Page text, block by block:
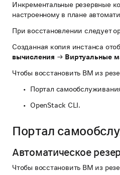
Инкрементальные резервные
настроенному в плане
При восстановлении следует
Созданная копия инстанса
вычисления → Виртуальные
Чтобы восстановить ВМ из
Портал
OpenStack CLI.
Портал
Автоматическое
Чтобы восстановить ВМ из